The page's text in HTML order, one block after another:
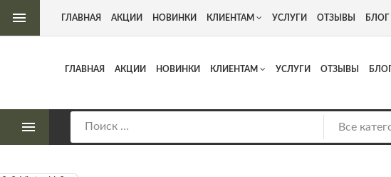
оружия Адрес: г. Москва, Люберцы, Котельнический проезд
ГЛАВНАЯ АКЦИИ НОВИНКИ КЛИЕНТАМ УСЛУГИ ОТЗЫВЫ
ГЛАВНАЯ АКЦИИ НОВИНКИ КЛИЕНТАМ УСЛУГИ ОТЗЫВЫ БЛОГ